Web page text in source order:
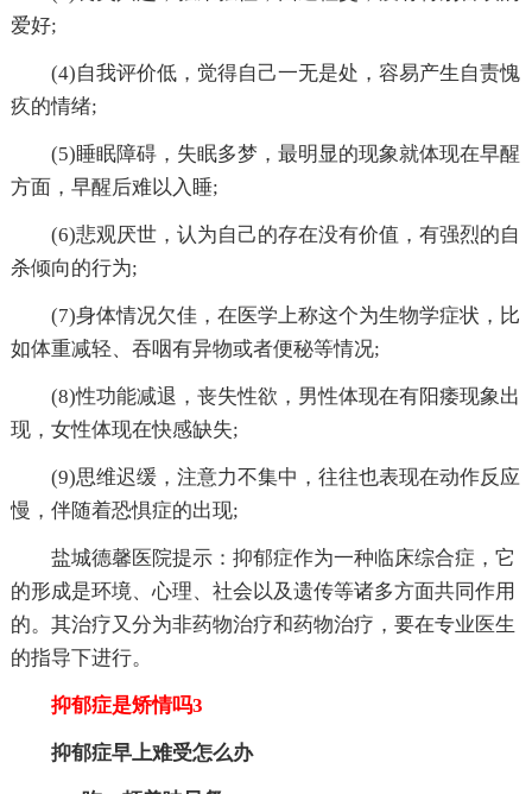
爱好;
(4)自我评价低，觉得自己一无是处，容易产生自责愧
疚的情绪;
(5)睡眠障碍，失眠多梦，最明显的现象就体现在早醒
方面，早醒后难以入睡;
(6)悲观厌世，认为自己的存在没有价值，有强烈的自
杀倾向的行为;
(7)身体情况欠佳，在医学上称这个为生物学症状，比
如体重减轻、吞咽有异物或者便秘等情况;
(8)性功能减退，丧失性欲，男性体现在有阳痿现象出
现，女性体现在快感缺失;
(9)思维迟缓，注意力不集中，往往也表现在动作反应
慢，伴随着恐惧症的出现;
盐城德馨医院提示：抑郁症作为一种临床综合症，它
的形成是环境、心理、社会以及遗传等诸多方面共同作用
的。其治疗又分为非药物治疗和药物治疗，要在专业医生
的指导下进行。
抑郁症是矫情吗3
抑郁症早上难受怎么办